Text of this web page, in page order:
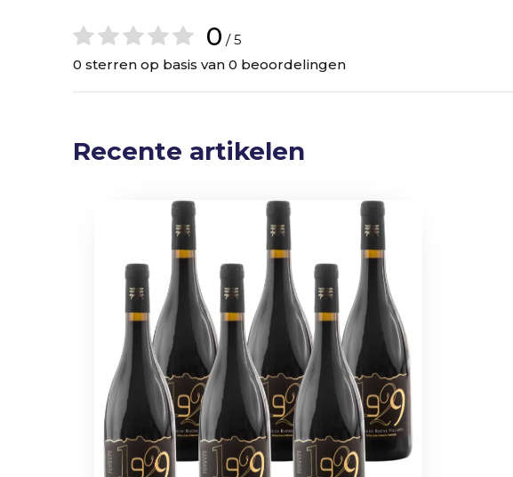
0 / 5
0 sterren op basis van 0 beoordelingen
Recente artikelen